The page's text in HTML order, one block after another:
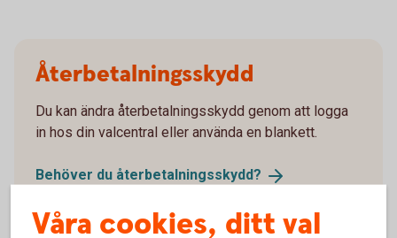
Återbetalningsskydd
Du kan ändra återbetalningsskydd genom att logga
in hos din valcentral eller använda en blankett.
Behöver du återbetalningsskydd?
pensionsvalet.se)
Våra cookies, ditt val